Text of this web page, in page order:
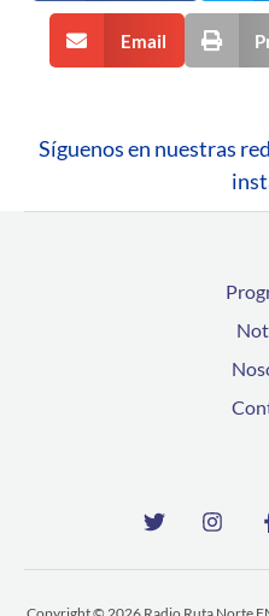
Email
Síguenos en nuestras